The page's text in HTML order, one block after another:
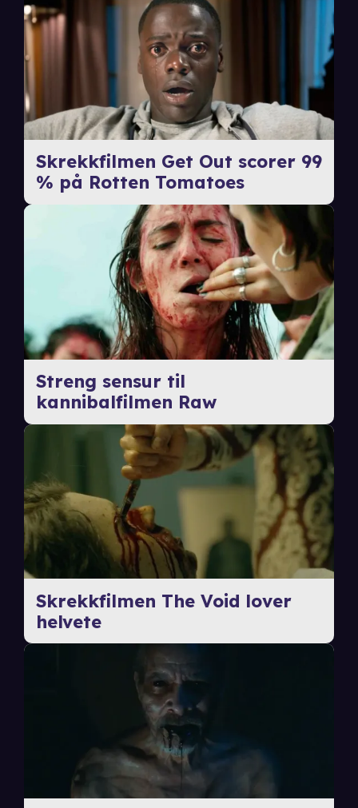
Skrekkfilmen Get Out scorer 99
% på Rotten Tomatoes
Streng sensur til
kannibalfilmen Raw
Skrekkfilmen The Void lover
helvete